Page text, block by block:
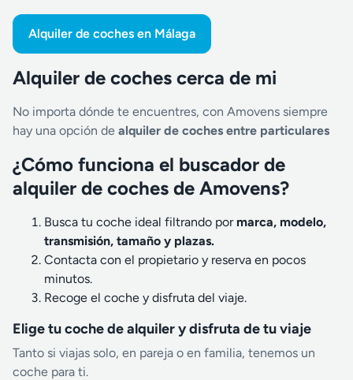
Alquiler de coches en Málaga
Alquiler de coches cerca de mi
No importa dónde te encuentres, con Amovens siempre
hay una opción de alquiler de coches entre particulares
¿Cómo funciona el buscador de
alquiler de coches de Amovens?
Busca tu coche ideal filtrando por marca, modelo,
transmisión, tamaño y plazas.
Contacta con el propietario y reserva en pocos
minutos.
Recoge el coche y disfruta del viaje.
Elige tu coche de alquiler y disfruta de tu viaje
Tanto si viajas solo, en pareja o en familia, tenemos un
coche para ti.